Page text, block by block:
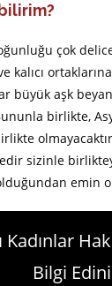
çok
kalıcı
büyük aşk
birlikte,
sizinle
emin
Kadınlar
Bilgi